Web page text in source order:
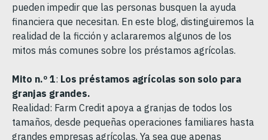
pueden impedir que las personas busquen la ayuda
financiera que necesitan. En este blog, distinguiremos la
realidad de la ficción y aclararemos algunos de los
mitos más comunes sobre los préstamos agrícolas.
Mito n.º 1: Los préstamos agrícolas son solo para
granjas grandes.
Realidad: Farm Credit apoya a granjas de todos los
tamaños, desde pequeñas operaciones familiares hasta
grandes empresas agrícolas. Ya sea que apenas